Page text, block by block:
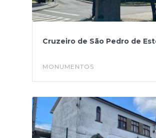
Cruzeiro de São Pedro de
MONUMENTOS